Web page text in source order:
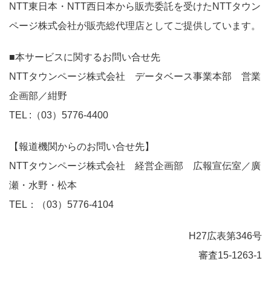
NTT東日本・NTT西日本から販売委託を受けたNTTタウン
ページ株式会社が販売総代理店としてご提供しています。
■本サービスに関するお問い合せ先
NTTタウンページ株式会社 データベース事業本部 営業
企画部／紺野
TEL :（03）5776-4400
【報道機関からのお問い合せ先】
NTTタウンページ株式会社 経営企画部 広報宣伝室／廣
瀬・水野・松本
TEL：（03）5776-4104
H27広表第346号
審査15-1263-1